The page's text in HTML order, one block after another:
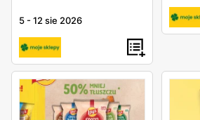
5 -12 sie 2026